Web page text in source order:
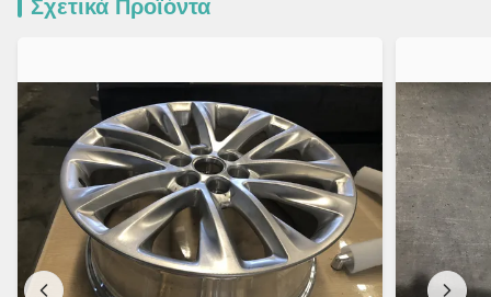
Σχετικά Προϊόντα